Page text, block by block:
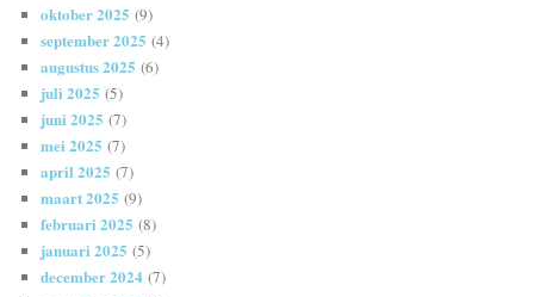
oktober 2025 (9)
september 2025 (4)
augustus 2025 (6)
juli 2025 (5)
juni 2025 (7)
mei 2025 (7)
april 2025 (7)
maart 2025 (9)
februari 2025 (8)
januari 2025 (5)
december 2024 (7)